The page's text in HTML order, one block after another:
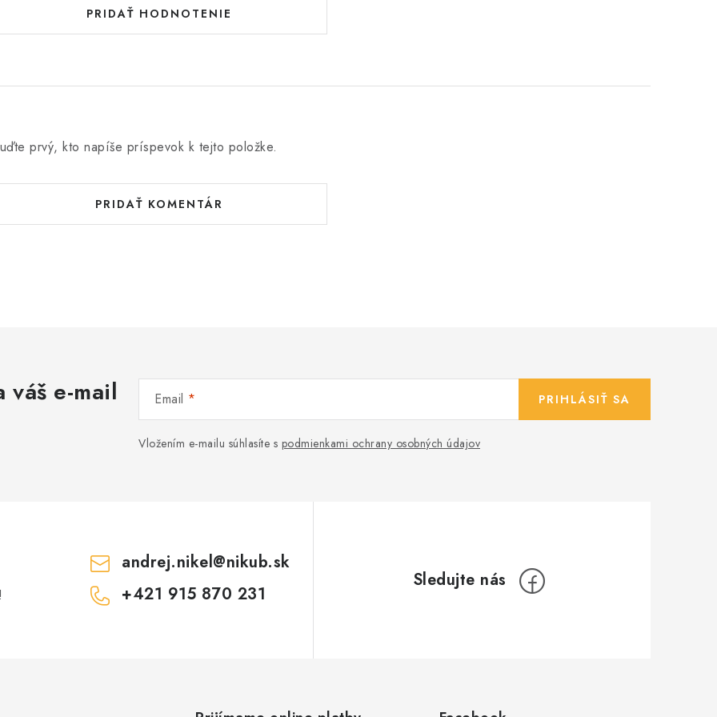
PRIDAŤ HODNOTENIE
prvý, kto napíše príspevok k tejto položke.
PRIDAŤ KOMENTÁR
e-mail Email
Vložením e-mailu súhlasíte s podmienkami ochrany osobných údajov
PRIHLÁSIŤ SA
andrej.nikel@nikub.sk
+421 915 870 231